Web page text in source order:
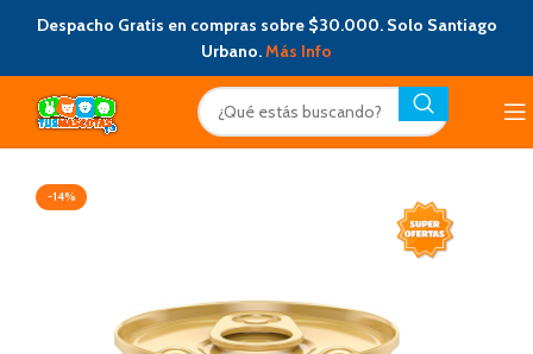
Despacho Gratis en compras sobre $30.000. Solo Santiago
Urbano.Más Info
-14%